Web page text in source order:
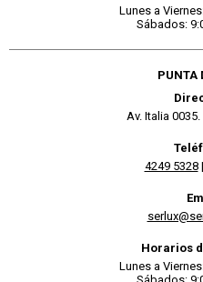
Lunes a
Sábados:
PUNTA
Av. Italia
4249 5328|
Horarios
Lunes a